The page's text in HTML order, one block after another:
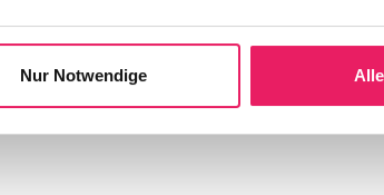
Nur Notwendige